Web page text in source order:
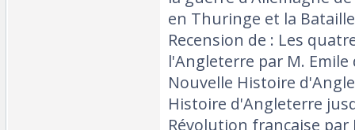
en Thuringe et la
Recension de : Les
l'Angleterre par M.
Nouvelle Histoire
Histoire d'Angleterre
Révolution française par